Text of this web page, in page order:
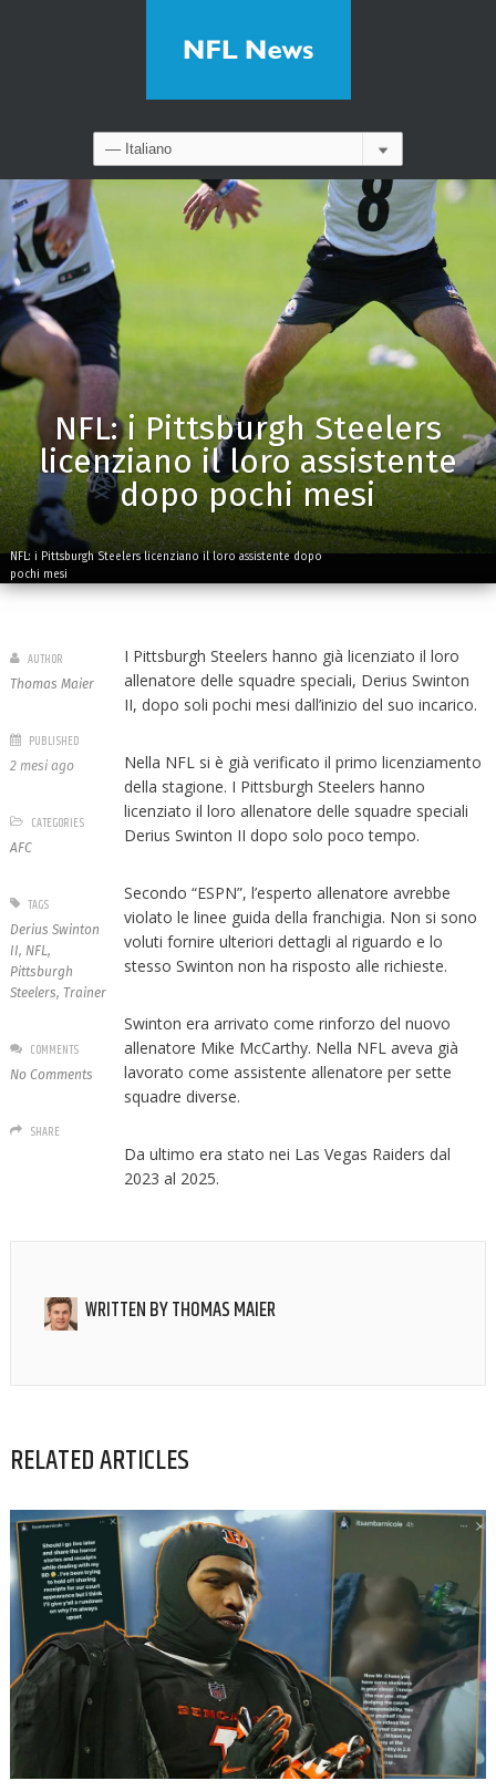
NFL: i Pittsburgh Steelers
licenziano il loro assistente
dopo pochi mesi
NFL: i Pittsburgh Steelers licenziano il loro assistente dopo
pochi mesi
I Pittsburgh Steelers hanno già licenziato il loro
allenatore delle squadre speciali, Derius Swinton
II, dopo soli pochi mesi dall’inizio del suo incarico.
Nella NFL si è già verificato il primo licenziamento
della stagione. I Pittsburgh Steelers hanno
licenziato il loro allenatore delle squadre speciali
Derius Swinton II dopo solo poco tempo.
Secondo “ESPN”, l’esperto allenatore avrebbe
violato le linee guida della franchigia. Non si sono
voluti fornire ulteriori dettagli al riguardo e lo
stesso Swinton non ha risposto alle richieste.
Swinton era arrivato come rinforzo del nuovo
allenatore Mike McCarthy. Nella NFL aveva già
lavorato come assistente allenatore per sette
squadre diverse.
Da ultimo era stato nei Las Vegas Raiders dal
2023 al 2025.
AUTHOR
Thomas Maier
PUBLISHED
2 mesi ago
CATEGORIES
AFC
TAGS
Derius Swinton
II, NFL,
Pittsburgh
Steelers, Trainer
COMMENTS
No Comments
SHARE
WRITTEN BYTHOMAS MAIER
RELATED ARTICLES